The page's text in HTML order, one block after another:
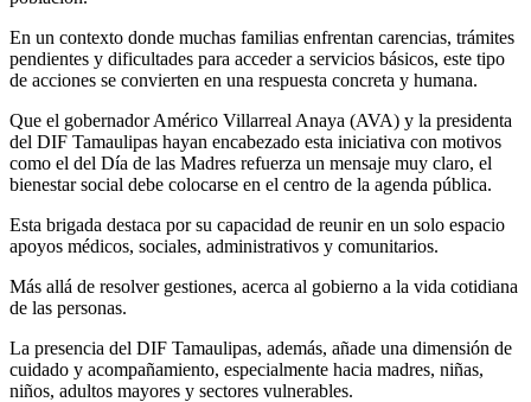
En un contexto donde muchas familias enfrentan carencias, trámites
pendientes y dificultades para acceder a servicios básicos, este tipo
de acciones se convierten en una respuesta concreta y humana.
Que el gobernador Américo Villarreal Anaya (AVA) y la presidenta
del DIF Tamaulipas hayan encabezado esta iniciativa con motivos
como el del Día de las Madres refuerza un mensaje muy claro, el
bienestar social debe colocarse en el centro de la agenda pública.
Esta brigada destaca por su capacidad de reunir en un solo espacio
apoyos médicos, sociales, administrativos y comunitarios.
Más allá de resolver gestiones, acerca al gobierno a la vida cotidiana
de las personas.
La presencia del DIF Tamaulipas, además, añade una dimensión de
cuidado y acompañamiento, especialmente hacia madres, niñas,
niños, adultos mayores y sectores vulnerables.